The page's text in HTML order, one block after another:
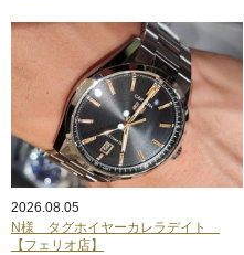
2026.08.05
N様 タグホイヤーカレラデイト
【フェリオ店】